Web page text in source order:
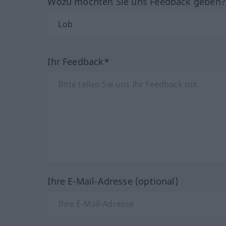
Ihr Feedback*
Ihre E-Mail-Adresse (optional)